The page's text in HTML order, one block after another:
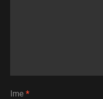
Ime *